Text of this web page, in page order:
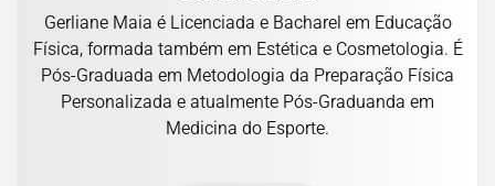
Gerliane Maia é Licenciada e Bacharel em Educação
Física, formada também em Estética e Cosmetologia. É
Pós-Graduada em Metodologia da Preparação Física
Personalizada e atualmente Pós-Graduanda em
Medicina do Esporte.